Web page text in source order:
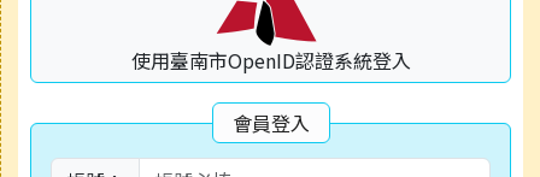
使用臺南市OpenID認證系統登入
會員登入